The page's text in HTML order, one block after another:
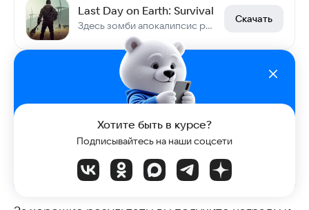
Last Day on Earth: Survival
Здесь зомби апокалипсис реален, а выживание — твой единственный путь.
Скачать
Striker Zone: Стрелялки по Сети
В этомонлайн-экшенестрельба не утихает ни
на секунду! Ваша задача в каждом раунде —
не оставаться на одном месте и быстро
пошлёт в них пачку зарядов. Останется только
подобрать награды и побежать дальше.
Хотите быть в курсе?
Подписывайтесь на наши соцсети